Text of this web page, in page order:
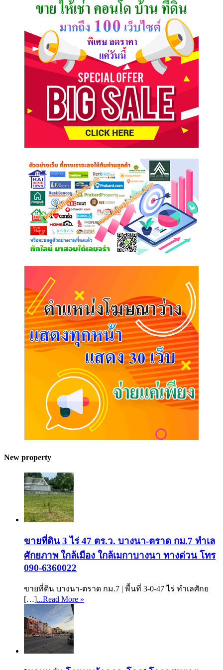
New property
ขายที่ดิน 3 ไร่ 47 ตร.ว. บางนา-ตราด กม.7 ทำเล
ศักยภาพ ใกล้เมือง ใกล้เมกาบางนา ทางด่วน โทร
090-6360022
ขายที่ดิน บางนา-ตราด กม.7 | พื้นที่ 3-0-47 ไร่ ทำเลศักย
[…]...Read More »